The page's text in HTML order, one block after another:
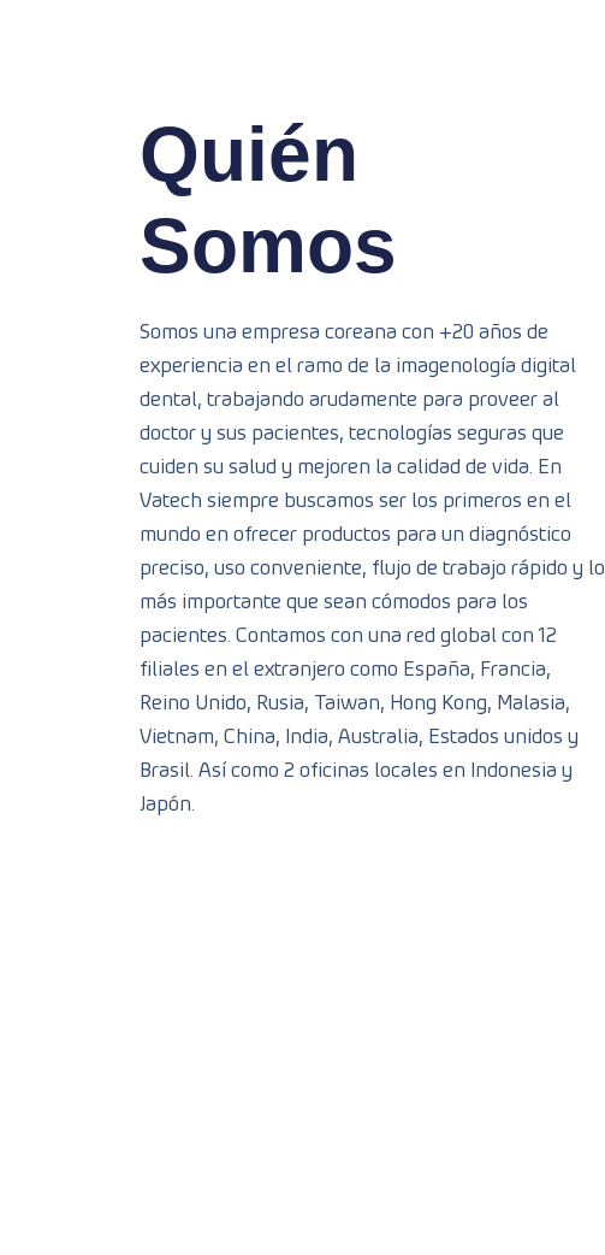
Quién
Somos
Somos una empresa coreana con +20 años de
experiencia en el ramo de la imagenología digital
dental, trabajando arudamente para proveer al
doctor y sus pacientes, tecnologías seguras que
cuiden su salud y mejoren la calidad de vida. En
Vatech siempre buscamos ser los primeros en el
mundo en ofrecer productos para un diagnóstico
preciso, uso conveniente, flujo de trabajo rápido y lo
más importante que sean cómodos para los
pacientes. Contamos con una red global con 12
filiales en el extranjero como España, Francia,
Reino Unido, Rusia, Taiwan, Hong Kong, Malasia,
Vietnam, China, India, Australia, Estados unidos y
Brasil. Así como 2 oficinas locales en Indonesia y
Japón.